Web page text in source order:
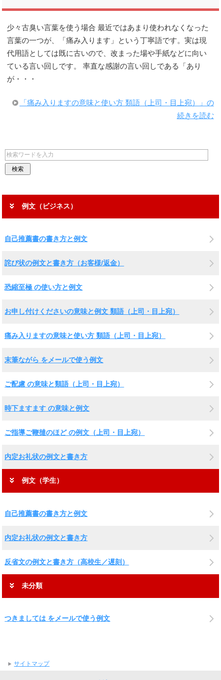
少々古臭い言葉を使う場合 最近ではあまり使われなくなった
言葉の一つが、「痛み入ります」という丁寧語です。実は現
代用語としては既に古いので、改まった場や手紙などに向い
ている言い回しです。 率直な感謝の言い回しである「あり
が・・・
「痛み入りますの意味と使い方 類語（上司・目上宛）」の
続きを読む
例文（ビジネス）
自己推薦書の書き方と例文
詫び状の例文と書き方（お客様/返金）
恐縮至極 の使い方と例文
お申し付けくださいの意味と例文 類語（上司・目上宛）
痛み入りますの意味と使い方 類語（上司・目上宛）
末筆ながら をメールで使う例文
ご配慮 の意味と類語（上司・目上宛）
時下ますます の意味と例文
ご指導ご鞭撻のほど の例文（上司・目上宛）
内定お礼状の例文と書き方
例文（学生）
自己推薦書の書き方と例文
内定お礼状の例文と書き方
反省文の例文と書き方（高校生／遅刻）
未分類
つきましては をメールで使う例文
サイトマップ